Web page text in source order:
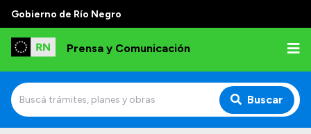
Gobierno de Río Negro
Prensa y Comunicación
Buscar